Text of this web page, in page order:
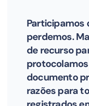
Participamos
perdemos.
de recurso
documento
razões para